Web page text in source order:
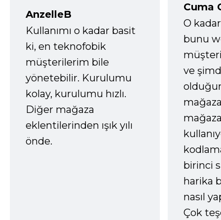
AnzelleB
Kullanımı o kadar basit
ki, en teknofobik
müşterilerim bile
yönetebilir. Kurulumu
kolay, kurulumu hızlı.
Diğer mağaza
eklentilerinden ışık yılı
önde.
Cuma
O
bunu
ve
birinci
harika
nasıl
Çok